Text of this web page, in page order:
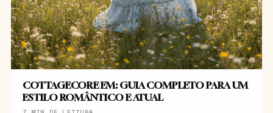
COTTAGECORE EM: GUIA COMPLETO PARA UM
ESTILO ROMÂNTICO E ATUAL